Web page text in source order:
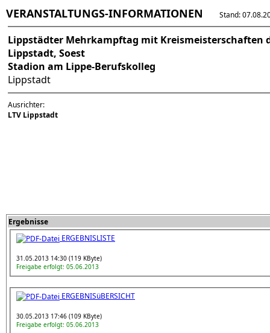
VERANSTALTUNGS-INFORMATIONEN Stand:
Lippstädter Mehrkampftag mit Kreismeisterschaften
Lippstadt, Soest
Stadion am Lippe-Berufskolleg
Lippstadt
Ausrichter:
LTV Lippstadt
Ergebnisse
ERGEBNISLISTE
31.05.2013 14:30 (119 KByte)
Freigabe erfolgt: 05.06.2013
ERGEBNISüBERSICHT
30.05.2013 17:46 (109 KByte)
Freigabe erfolgt: 05.06.2013